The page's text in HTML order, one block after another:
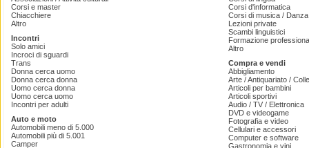
Corsi e master
Chiacchiere
Altro
Incontri
Solo amici
Incroci di sguardi
Trans
Donna cerca uomo
Donna cerca donna
Uomo cerca donna
Uomo cerca uomo
Incontri per adulti
Auto e moto
Automobili meno di 5.000
Automobili più di 5.001
Camper
Corsi d'informatica
Corsi di musica /
Lezioni private
Scambi linguistici
Formazione
Altro
Compra e vendi
Abbigliamento
Arte / Antiquariato /
Articoli per bambini
Articoli sportivi
Audio / TV / Elettronica
DVD e videogame
Fotografia e video
Cellulari e accessori
Computer e software
Gastronomia e vini